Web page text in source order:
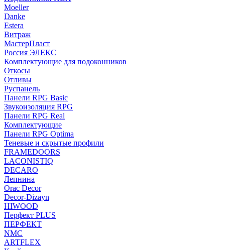
Moeller
Danke
Estera
Витраж
МастерПласт
Россия ЭЛЕКС
Комплектующие для подоконников
Откосы
Отливы
Руспанель
Панели RPG Basic
Звукоизоляция RPG
Панели RPG Real
Комплектующие
Панели RPG Optima
Теневые и скрытые профили
FRAMEDOORS
LACONISTIQ
DECARO
Лепнина
Orac Decor
Decor-Dizayn
HIWOOD
Перфект PLUS
ПЕРФЕКТ
NMC
ARTFLEX